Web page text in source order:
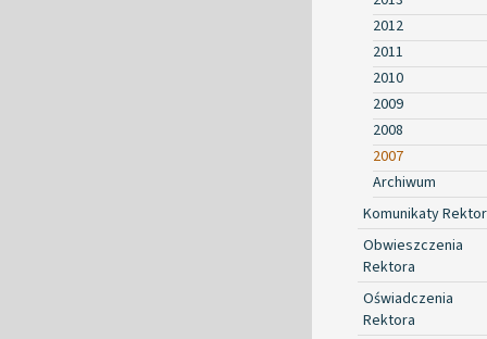
2012
2011
2010
2009
2008
2007
Archiwum
Komunikaty
Obwieszczenia
Rektora
Oświadczenia
Rektora